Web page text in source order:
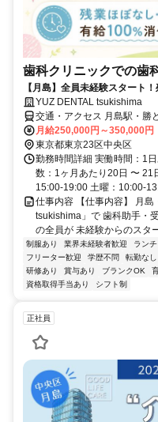
歯科クリニックでの歯
【月島】全員未経験スタート
YUZ DENTAL tsukishima
交通・アクセス 月島駅・勝
月給250,000円～350,000円
東京都東京23区中央区
勤務時間詳細 実働時間：1
数：1ヶ月あたり20日 〜 21
15:00-19:00 土曜：10:00-
仕事内容 【仕事内容】 月
tsukishima」で 歯科助手・
の全員が 未経験からのスタ
制服あり 業界未経験者歓迎 ラン
フリーター歓迎
学歴不問 転勤なし
研修あり
賞与あり ブランクOK
資格取得手当あり
シフト制
正社員